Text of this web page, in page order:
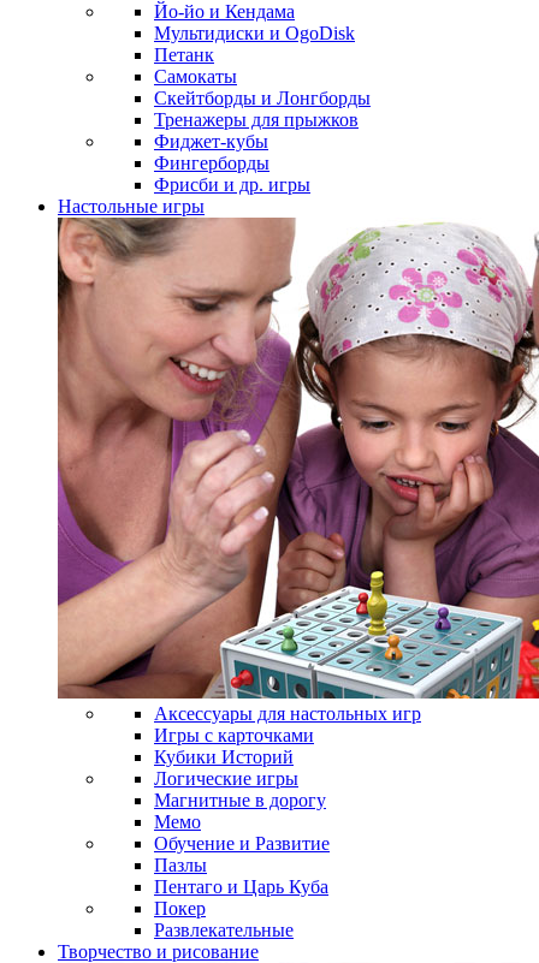
Йо-йо и Кендама
Мультидиски и OgoDisk
Петанк
Самокаты
Скейтборды и Лонгборды
Тренажеры для прыжков
Фиджет-кубы
Фингерборды
Фрисби и др. игры
Настольные игры
Аксессуары для настольных игр
Игры с карточками
Кубики Историй
Логические игры
Магнитные в дорогу
Мемо
Обучение и Развитие
Пазлы
Пентаго и Царь Куба
Покер
Развлекательные
Творчество и рисование